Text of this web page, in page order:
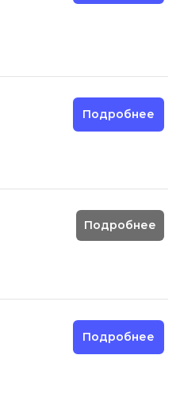
Подробнее
Подробнее
Подробнее